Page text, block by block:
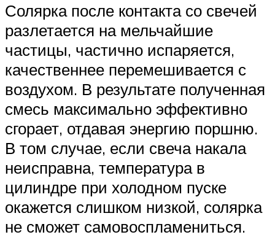
Солярка после контакта со свечей
разлетается на мельчайшие
частицы, частично испаряется,
качественнее перемешивается с
воздухом. В результате полученная
смесь максимально эффективно
сгорает, отдавая энергию поршню.
В том случае, если свеча накала
неисправна, температура в
цилиндре при холодном пуске
окажется слишком низкой, солярка
не сможет самовоспламениться.